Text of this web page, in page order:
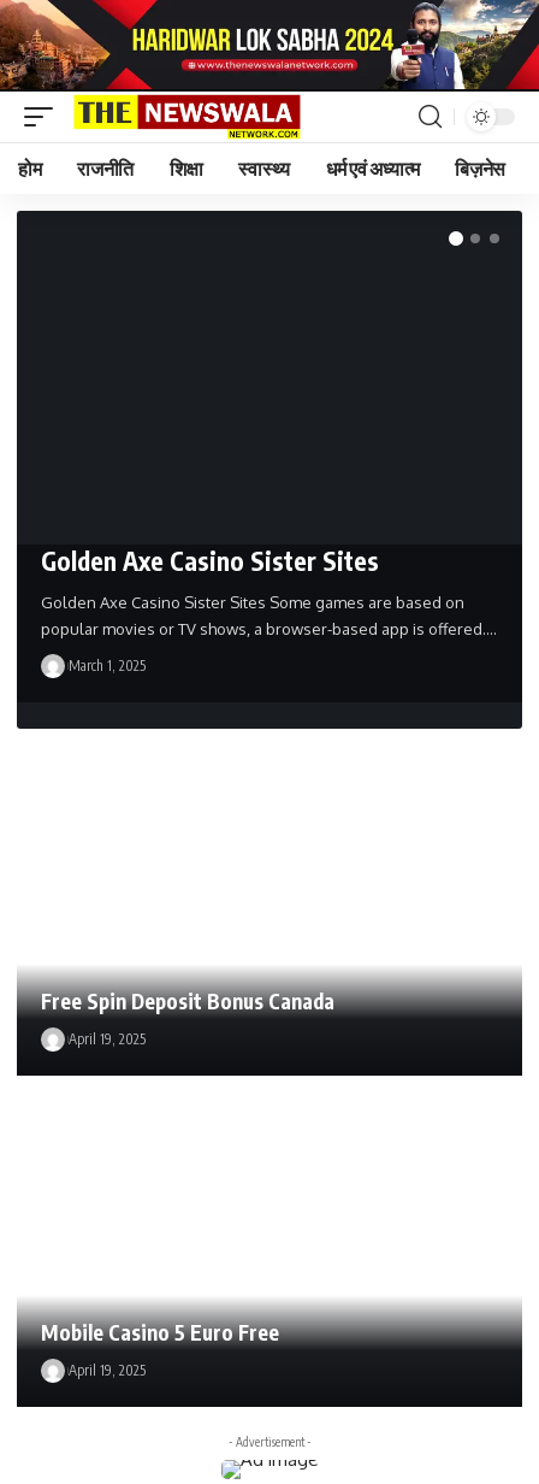
होम राजनीति शिक्षा स्वास्थ्य धर्म एवं अध्यात्म बिज़नेस
Golden Axe Casino Sister Sites
Golden Axe Casino Sister Sites Some games are based on
popular movies or TV shows, a browser-based app is offered.…
March 1, 2025
Free Spin Deposit Bonus Canada
April 19, 2025
Mobile Casino 5 Euro Free
April 19, 2025
- Advertisement -